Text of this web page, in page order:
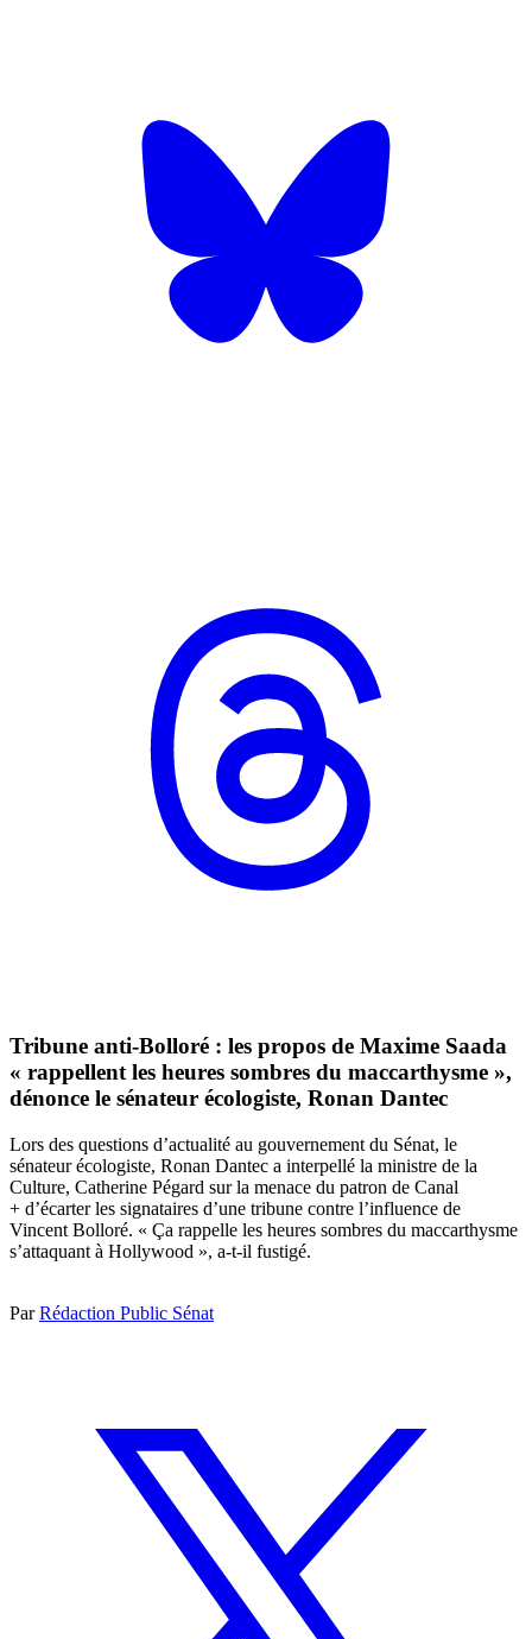
Tribune anti-Bolloré : les propos de Maxime Saada
« rappellent les heures sombres du maccarthysme »,
dénonce le sénateur écologiste, Ronan Dantec
Lors des questions d’actualité au gouvernement du Sénat, le
sénateur écologiste, Ronan Dantec a interpellé la ministre de la
Culture, Catherine Pégard sur la menace du patron de Canal
+ d’écarter les signataires d’une tribune contre l’influence de
Vincent Bolloré. « Ça rappelle les heures sombres du maccarthysme
s’attaquant à Hollywood », a-t-il fustigé.
ParRédaction Public Sénat